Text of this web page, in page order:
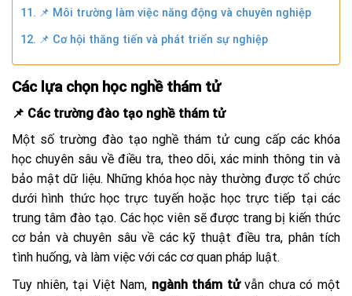
📌 Môi trường làm việc năng động và chuyên nghiệp
📌 Cơ hội thăng tiến và phát triển sự nghiệp
Các lựa chọn học nghề thám tử
📌 Các trường đào tạo nghề thám tử
Một số trường đào tạo nghề thám tử cung cấp các khóa
học chuyên sâu về điều tra, theo dõi, xác minh thông tin và
bảo mật dữ liệu. Những khóa học này thường được tổ chức
dưới hình thức học trực tuyến hoặc học trực tiếp tại các
trung tâm đào tạo. Các học viên sẽ được trang bị kiến thức
cơ bản và chuyên sâu về các kỹ thuật điều tra, phân tích
tình huống, và làm việc với các cơ quan pháp luật.
Tuy nhiên, tại Việt Nam, ngành thám tửvẫn chưa có một